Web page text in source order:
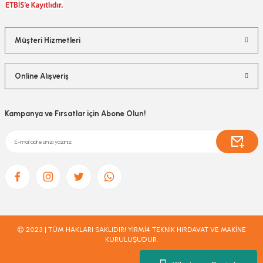
Müşteri Hizmetleri
Online Alışveriş
Kampanya ve Fırsatlar için Abone Olun!
© 2023 | TÜM HAKLARI SAKLIDIR! YİRMİ4 TEKNİK HIRDAVAT VE MAKİNE
KURULUŞUDUR.